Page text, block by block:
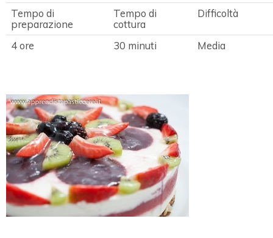
Tempo di
preparazione
Tempo di
cottura
Difficoltà
4 ore 30 minuti Media